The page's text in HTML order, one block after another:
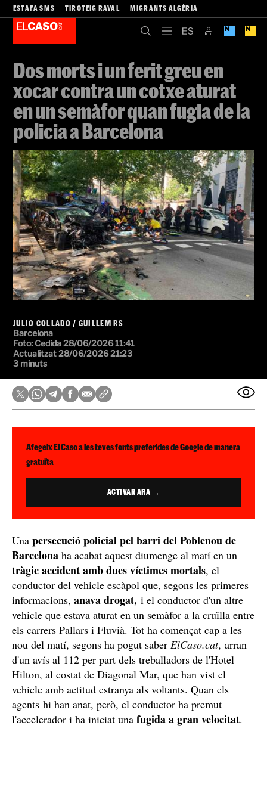
ESTAFA SMS TIROTEIG RAVAL MIGRANTS ALGÈRIA
Dos morts i un ferit greu en
xocar contra un cotxe aturat
en un semàfor quan fugia de la
policia a Barcelona
JULIO COLLADO / GUILLEM RS
Barcelona
Foto: Cedida28/06/2026 11:41
Actualitzat 28/06/2026 21:23
3 minuts
Afegeix El Caso a les teves fonts preferides de Google de manera
gratuïta
ACTIVAR ARA →
Una persecució policial pel barri del Poblenou de
Barcelona ha acabat aquest diumenge al matí en un
tràgic accident amb dues víctimes mortals, el
conductor del vehicle escàpol que, segons les primeres
informacions, anava drogat, i el conductor d'un altre
vehicle que estava aturat en un semàfor a la cruïlla entre
els carrers Pallars i Fluvià. Tot ha començat cap a les
nou del matí, segons ha pogut saber ElCaso.cat, arran
d'un avís al 112 per part dels treballadors de l'Hotel
Hilton, al costat de Diagonal Mar, que han vist el
vehicle amb actitud estranya als voltants. Quan els
agents hi han anat, però, el conductor ha premut
l'accelerador i ha iniciat una fugida a gran velocitat.